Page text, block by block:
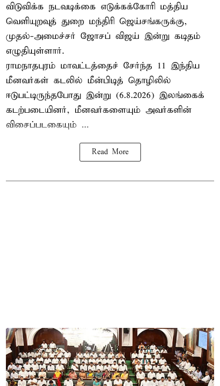
விடுவிக்க நடவடிக்கை எடுக்கக்கோரி மத்திய
வெளியுறவுத் துறை மந்திரி ஜெய்சங்கருக்கு,
முதல்-அமைச்சர் ஜோசப் விஜய் இன்று கடிதம்
எழுதியுள்ளார்.
ராமநாதபுரம் மாவட்டத்தைச் சேர்ந்த 11 இந்திய
மீனவர்கள் கடலில் மீன்பிடித் தொழிலில்
ஈடுபட்டிருந்தபோது இன்று (6.8.2026) இலங்கைக்
கடற்படையினர், மீனவர்களையும் அவர்களின்
விசைப்படகையும் ...
Read More